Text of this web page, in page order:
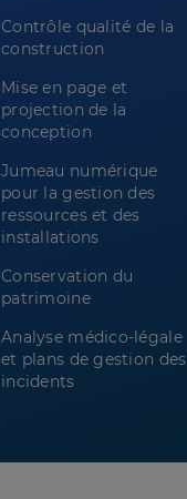
Contrôle qualité de la
construction
Mise en page et
projection de la
conception
Jumeau numérique
pour la gestion des
ressources et des
installations
Conservation du
patrimoine
Analyse médico-légale
et plans de gestion des
incidents